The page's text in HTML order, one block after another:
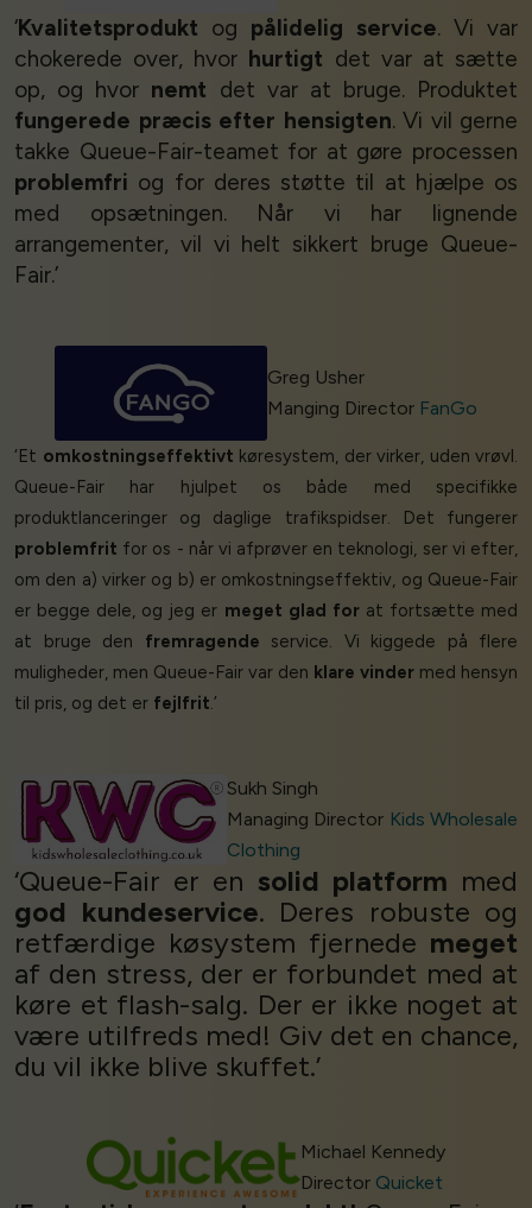
‘Kvalitetsprodukt og pålidelig service. Vi var
chokerede over, hvor hurtigt det var at sætte
op, og hvor nemt det var at bruge. Produktet
fungerede præcis efter hensigten. Vi vil gerne
takke Queue-Fair-teamet for at gøre processen
problemfri og for deres støtte til at hjælpe os
med opsætningen. Når vi har lignende
arrangementer, vil vi helt sikkert bruge Queue-
Fair.’
Greg Usher
Manging Director FanGo
‘Et omkostningseffektivt køresystem, der virker, uden vrøvl.
Queue-Fair har hjulpet os både med specifikke
produktlanceringer og daglige trafikspidser. Det fungerer
problemfrit for os - når vi afprøver en teknologi, ser vi efter,
om den a) virker og b) er omkostningseffektiv, og Queue-Fair
er begge dele, og jeg er meget glad forat fortsætte med
at bruge den fremragende service. Vi kiggede på flere
muligheder, men Queue-Fair var den klare vinder med hensyn
til pris, og det er fejlfrit.’
Sukh Singh
Managing Director Kids Wholesale
Clothing
‘Queue-Fair er en solid platform med
god kundeservice. Deres robuste og
retfærdige køsystem fjernede meget
af den stress, der er forbundet med at
køre et flash-salg. Der er ikke noget at
være utilfreds med! Giv det en chance,
du vil ikke blive skuffet.’
Michael Kennedy
Director Quicket